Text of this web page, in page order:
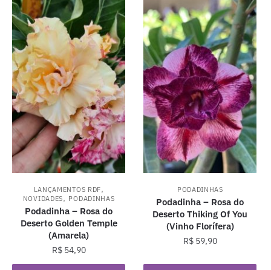
LANÇAMENTOS RDF,
NOVIDADES, PODADINHAS
Podadinha – Rosa do
Deserto Golden Temple
(Amarela)
R$54,90
PODADINHAS
Podadinha – Rosa do
Deserto Thiking Of You
(Vinho Florífera)
R$59,90